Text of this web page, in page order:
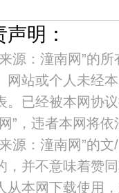
明：
源：潼南网”的
网站或个人未经
。已经被本网协
”，违者本网将依
源：潼南网”的
，并不意味着赞
从本网下载使用